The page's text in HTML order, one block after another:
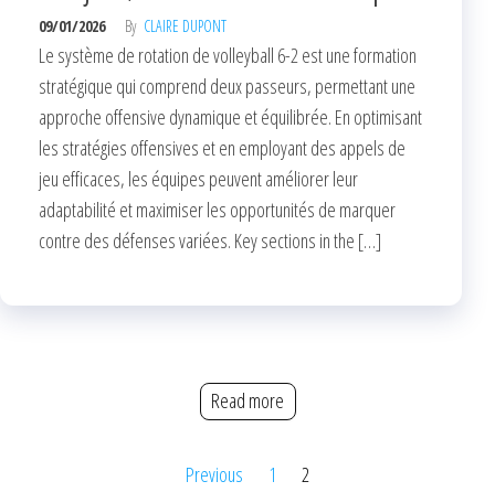
09/01/2026 By CLAIRE DUPONT
Le système de rotation de volleyball 6-2 est une formation
stratégique qui comprend deux passeurs, permettant une
approche offensive dynamique et équilibrée. En optimisant
les stratégies offensives et en employant des appels de
jeu efficaces, les équipes peuvent améliorer leur
adaptabilité et maximiser les opportunités de marquer
contre des défenses variées. Key sections in the […]
Read more
Previous 1 2